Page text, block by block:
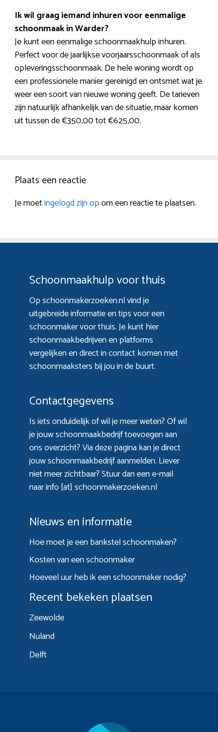
Ik wil graag iemand inhuren voor eenmalige
schoonmaak in Warder?
Je kunt een eenmalige schoonmaakhulp inhuren.
Perfect voor de jaarlijkse voorjaarsschoonmaak of als
opleveringsschoonmaak. De hele woning wordt op
een professionele manier gereinigd en ontsmet wat je
weer een soort van nieuwe woning geeft. De tarieven
zijn natuurlijk afhankelijk van de situatie, maar komen
uit tussen de €350,00 tot €625,00.
Plaats een reactie
Je moetingelogd zijn opom een reactie te plaatsen.
Schoonmaakhulp voor thuis
Op schoonmakerzoeken.nl vind je
uitgebreide informatie en tips voor een
schoonmaker voor thuis. Je kunt hier
schoonmaakbedrijven en platforms
vergelijken en direct in contact komen met
schoonmaaksters bij jou in de buurt.
Contactgegevens
Is iets onduidelijk of wil je meer weten? Of wil
je jouw schoonmaakbedrijf toevoegen aan
ons overzicht? Viadeze paginakan je direct
jouw schoonmaakbedrijf aanmelden. Liever
niet meer zichtbaar? Stuur dan een e-mail
naar info [at] schoonmakerzoeken.nl
Nieuws en informatie
Hoe moet je een bankstel schoonmaken?
Kosten van een schoonmaker
Hoeveel uur heb ik een schoonmaker nodig?
Recent bekeken plaatsen
Zeewolde
Nuland
Delft